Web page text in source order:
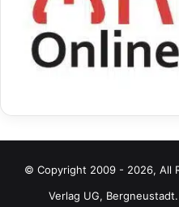
© Copyright 2009 - 2026, All
Verlag UG, Bergneustadt.